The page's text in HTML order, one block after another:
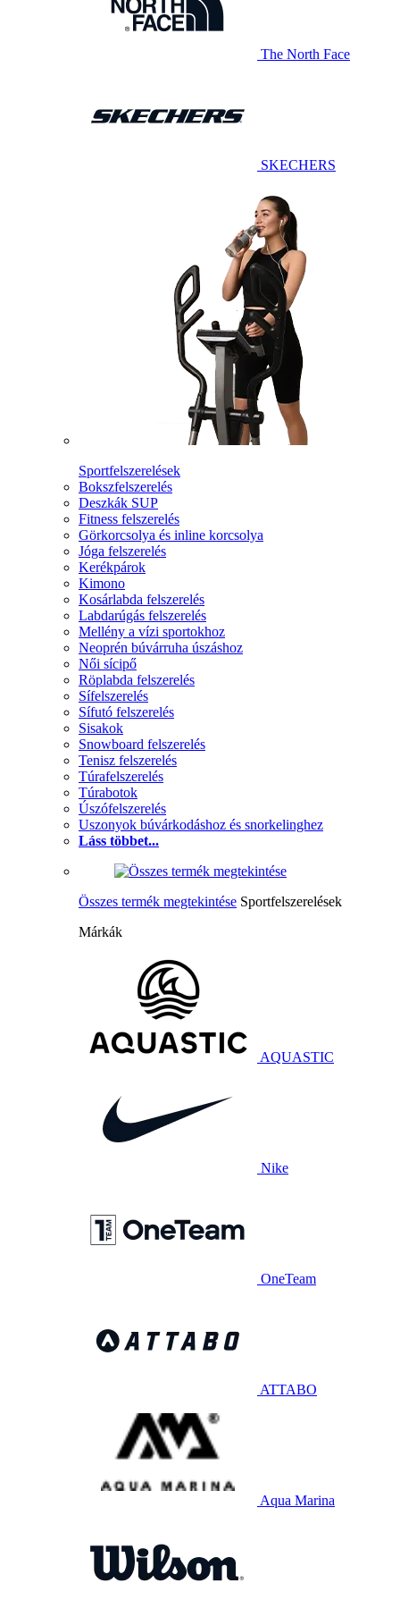
The North Face
SKECHERS
Sportfelszerelések
Bokszfelszerelés
Deszkák SUP
Fitness felszerelés
Görkorcsolya és inline korcsolya
Jóga felszerelés
Kerékpárok
Kimono
Kosárlabda felszerelés
Labdarúgás felszerelés
Mellény a vízi sportokhoz
Neoprén búvárruha úszáshoz
Női sícipő
Röplabda felszerelés
Sífelszerelés
Sífutó felszerelés
Sisakok
Snowboard felszerelés
Tenisz felszerelés
Túrafelszerelés
Túrabotok
Úszófelszerelés
Uszonyok búvárkodáshoz és snorkelinghez
Láss többet...
Összes termék megtekintése Sportfelszerelések
Márkák
AQUASTIC
Nike
OneTeam
ATTABO
Aqua Marina